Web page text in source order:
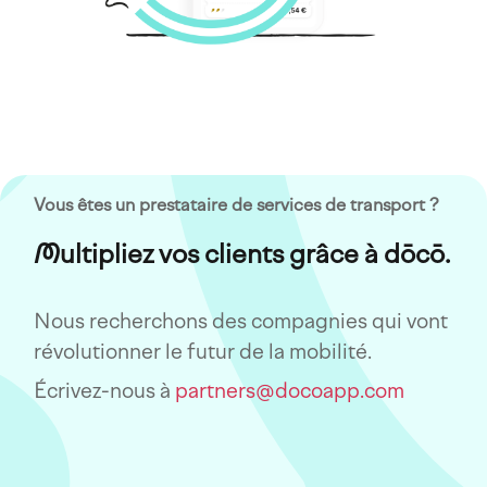
Vous êtes un prestataire de services de transport ?
Multipliez vos clients grâce à dōcō.
Nous recherchons des compagnies qui vont
révolutionner le futur de la mobilité.
Écrivez-nous à partners@docoapp.com
Imagen